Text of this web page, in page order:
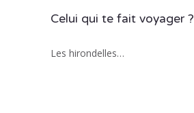
Celui qui te fait voyager ?
Les hirondelles…